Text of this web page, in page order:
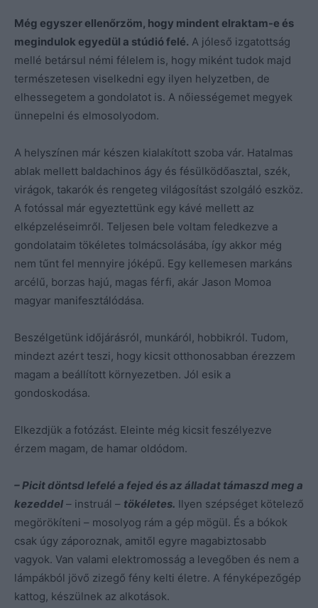
Még egyszer ellenőrzöm, hogy mindent elraktam-e és
megindulok egyedül a stúdió felé. A jóleső izgatottság
mellé betársul némi félelem is, hogy miként tudok majd
természetesen viselkedni egy ilyen helyzetben, de
elhessegetem a gondolatot is. A nőiességemet megyek
ünnepelni és elmosolyodom.
A helyszínen már készen kialakított szoba vár. Hatalmas
ablak mellett baldachinos ágy és fésülködőasztal, szék,
virágok, takarók és rengeteg világosítást szolgáló eszköz.
A fotóssal már egyeztettünk egy kávé mellett az
elképzeléseimről. Teljesen bele voltam feledkezve a
gondolataim tökéletes tolmácsolásába, így akkor még
nem tűnt fel mennyire jóképű. Egy kellemesen markáns
arcélű, borzas hajú, magas férfi, akár Jason Momoa
magyar manifesztálódása.
Beszélgetünk időjárásról, munkáról, hobbikról. Tudom,
mindezt azért teszi, hogy kicsit otthonosabban érezzem
magam a beállított környezetben. Jól esik a
gondoskodása.
Elkezdjük a fotózást. Eleinte még kicsit feszélyezve
érzem magam, de hamar oldódom.
– Picit döntsd lefelé a fejed és az álladat támaszd meg a
kezeddel – instruál – tökéletes. Ilyen szépséget kötelező
megörökíteni – mosolyog rám a gép mögül. És a bókok
csak úgy záporoznak, amitől egyre magabiztosabb
vagyok. Van valami elektromosság a levegőben és nem a
lámpákból jövő zizegő fény kelti életre. A fényképezőgép
kattog, készülnek az alkotások.